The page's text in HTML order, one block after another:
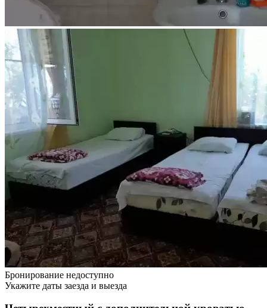
Бронирование недоступно
Укажите даты заезда и выезда